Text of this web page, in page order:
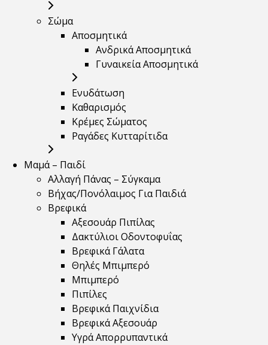
Σώμα
Αποσμητικά
Ανδρικά Αποσμητικά
Γυναικεία Αποσμητικά
Ενυδάτωση
Καθαρισμός
Κρέμες Σώματος
Ραγάδες Κυτταρίτιδα
Μαμά – Παιδί
Αλλαγή Πάνας – Σύγκαμα
Βήχας/Πονόλαιμος Για Παιδιά
Βρεφικά
Αξεσουάρ Πιπίλας
Δακτύλιοι Οδοντοφυΐας
Βρεφικά Γάλατα
Θηλές Μπιμπερό
Μπιμπερό
Πιπίλες
Βρεφικά Παιχνίδια
Βρεφικά Αξεσουάρ
Υγρά Απορρυπαντικά